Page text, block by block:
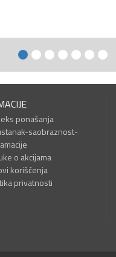
ponašanja
saobraznost-
o akcijama
korišćenja
privatnosti